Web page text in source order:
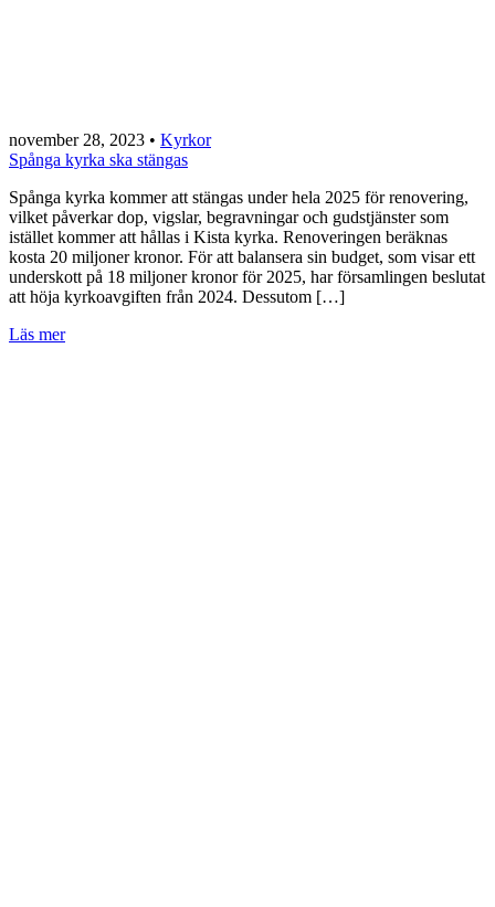
november 28, 2023 • Kyrkor
Spånga kyrka ska stängas
Spånga kyrka kommer att stängas under hela 2025 för renovering,
vilket påverkar dop, vigslar, begravningar och gudstjänster som
istället kommer att hållas i Kista kyrka. Renoveringen beräknas
kosta 20 miljoner kronor. För att balansera sin budget, som visar ett
underskott på 18 miljoner kronor för 2025, har församlingen beslutat
att höja kyrkoavgiften från 2024. Dessutom […]
Läs mer